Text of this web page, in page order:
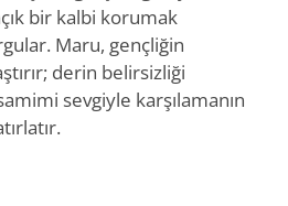
bir kalbi korumak
Maru, gençliğin
derin belirsizliği
sevgiyle karşılamanın